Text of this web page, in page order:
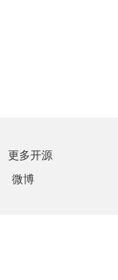
更多开源
微博